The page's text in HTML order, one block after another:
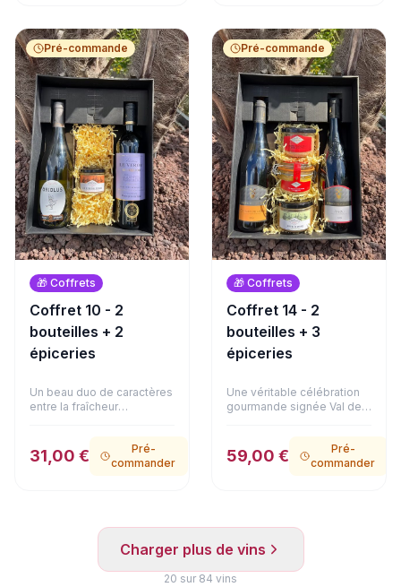
Pré-commande
🎁 Coffrets
Coffret 10 - 2
bouteilles + 2
épiceries
Un beau duo de caractères
entre la fraîcheur
coffret réunit la vivacité
d'un Oriolus Blanc (IGP
accompagné d'un
délicieux bloc de foie gras
de canard au Coteaux du
31,00 €
Pré-
commander
Pré-commande
🎁 Coffrets
Coffret 14 - 2
bouteilles + 3
épiceries
Une véritable célébration
gourmande signée Val de
de La Bougrie associe le
fruité de son Anjou Rouge
prestige : un authentique
foie gras de canard entier à
la fleur de sel (125g), de
délicats émiettés de
59,00 €
Pré-
commander
Charger plus de vins
20 sur 84 vins